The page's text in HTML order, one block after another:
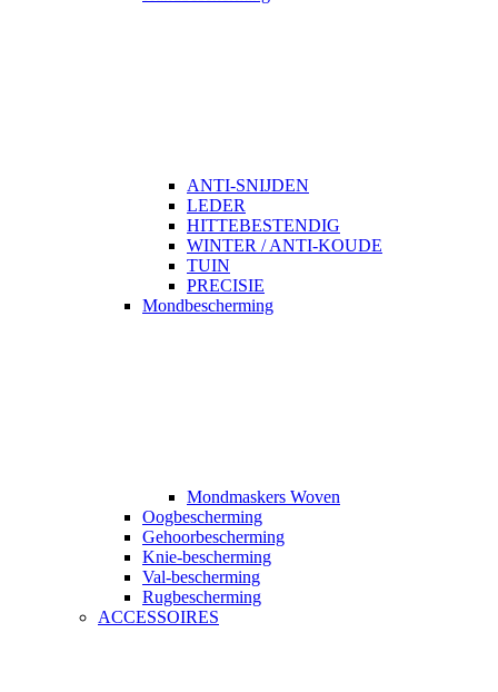
ANTI-SNIJDEN
LEDER
HITTEBESTENDIG
WINTER / ANTI-KOUDE
TUIN
PRECISIE
Mondbescherming
Mondmaskers Woven
Oogbescherming
Gehoorbescherming
Knie-bescherming
Val-bescherming
Rugbescherming
ACCESSOIRES